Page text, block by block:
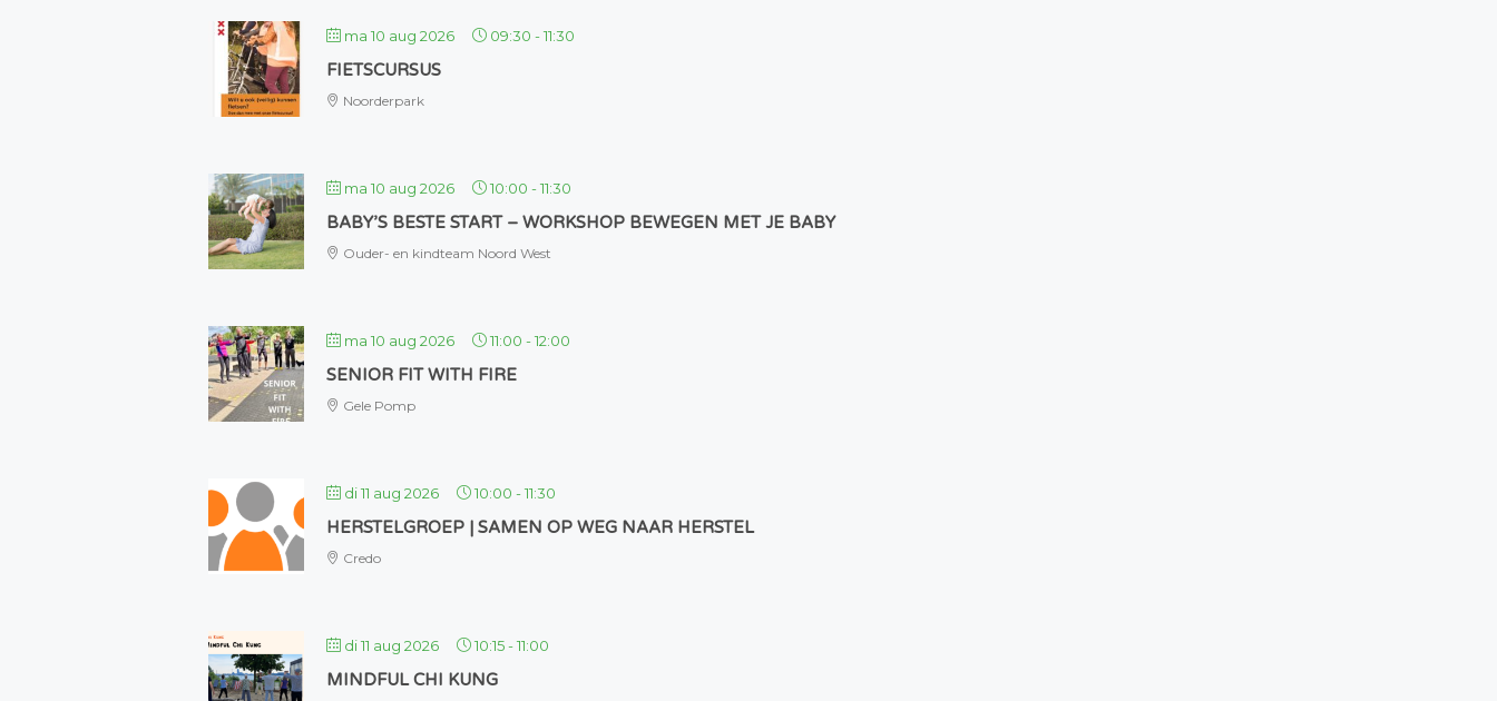
ma 10 aug 2026 09:30 -11:30
FIETSCURSUS
Noorderpark
ma 10 aug 2026 10:00 -11:30
BABY’S BESTE START – WORKSHOP BEWEGEN MET JE BABY
Ouder- en kindteam Noord West
ma 10 aug 2026 11:00 -12:00
SENIOR FIT WITH FIRE
Gele Pomp
di 11 aug 2026 10:00 -11:30
HERSTELGROEP | SAMEN OP WEG NAAR HERSTEL
Credo
di 11 aug 2026 10:15-11:00
MINDFUL CHI KUNG